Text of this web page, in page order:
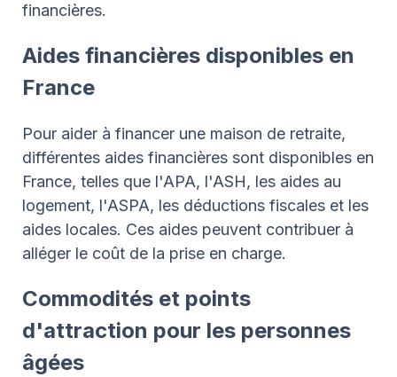
financières.
Aides financières disponibles en
France
Pour aider à financer une maison de retraite,
différentes aides financières sont disponibles en
France, telles que l'APA, l'ASH, les aides au
logement, l'ASPA, les déductions fiscales et les
aides locales. Ces aides peuvent contribuer à
alléger le coût de la prise en charge.
Commodités et points
d'attraction pour les personnes
âgées